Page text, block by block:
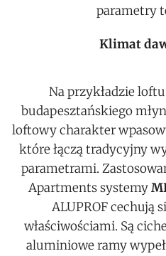
parametry
Klimat
Na przykładzie
budapesztańskiego
loftowy charakter
które łączą tradycyjny
parametrami.
Apartments systemy
ALUPROF cechują
właściwościami. Są
aluminiowe ramy